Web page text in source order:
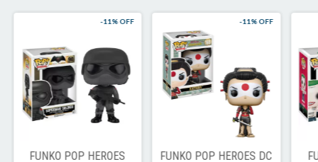
FUNKO POP HEROES
-11% OFF
FUNKO POP HEROES DC
-11% OFF